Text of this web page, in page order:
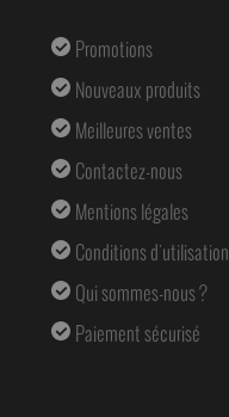
Promotions
Nouveaux produits
Meilleures ventes
Contactez-nous
Mentions légales
Conditions d'utilisation
Qui sommes-nous ?
Paiement sécurisé